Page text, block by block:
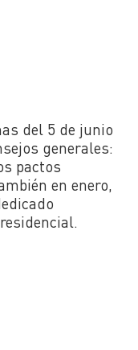
del 5 de junio
generales:
pactos
en enero,